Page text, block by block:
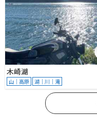
木崎湖
山｜高原 湖｜川｜滝